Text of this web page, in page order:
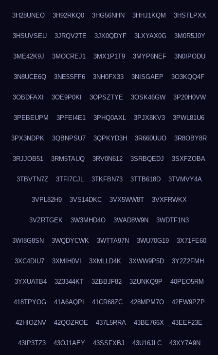
3H28UNEO 3H92RKQ0 3HG56NHN 3HHJ1KQM 3HSTLPXX
3HSUVSEU 3JRQV2TE 3JX0QDYF 3LXYAX0G 3M0R5J0Y
3ME42K9J 3MOCREJ1 3MX1P1T9 3MYP6NEF 3N0IPODU
3N8UCE6Q 3NE5SFF6 3NH0FX33 3NISGAEP 3O3KQQ4F
3OBDFAXI 3OE9P0KI 3OPSZTYE 3OSK46GW 3P20H0VW
3PEBEUPM 3PFEI4E1 3PHQ0AXL 3PJX8KV3 3PWL81U6
3PX3NDPK 3QBNPSU7 3QPKYD3H 3R660UUO 3R8OBY8R
3RJJOB51 3RM5TAUQ 3RV0N612 3SRBQEDJ 3SXFZOBA
3TBVTN7Z 3TFI7CJL 3TKFBN73 3TTB618D 3TVMVY4A
3VPL82H9 3VS14DKC 3VX5WW8T 3VXFRWKX
3VZRTGEK 3W3MHD4O 3WAD8W9N 3WDTF1N3
3WI8G8SN 3WQDYCWK 3WTTA97N 3WU70G19 3X71FE60
3XC4DIU7 3XMIH0VI 3XMLLD4K 3XWW9P5D 3Y2Z2FMH
3YXUATB4 3Z3344KT 3ZBBJF82 3ZUNKQ9P 40PEO5RM
418TPYOG 41A6AQPI 41CR68ZC 428MPM7O 42EW9PZP
42HIOZNV 42QOZROE 437L5RRA 43BE766X 43EEF23E
43IP3TZ3 43OJ1AEY 43SSFXBJ 43U16JLC 43XY7A9N